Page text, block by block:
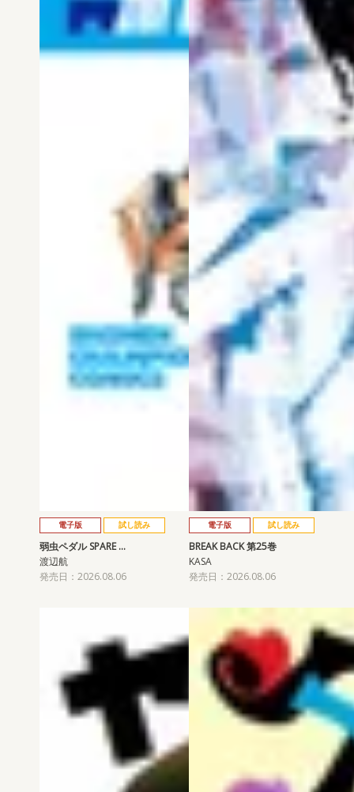
電子版 試し読み
弱虫ペダル SPARE …
渡辺航
発売日：2026.08.06
電子版 試し読み
BREAK BACK 第25巻
KASA
発売日：2026.08.06